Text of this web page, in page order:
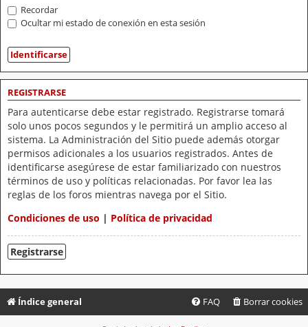
Recordar
Ocultar mi estado de conexión en esta sesión
REGISTRARSE
Para autenticarse debe estar registrado. Registrarse tomará
solo unos pocos segundos y le permitirá un amplio acceso al
sistema. La Administración del Sitio puede además otorgar
permisos adicionales a los usuarios registrados. Antes de
identificarse asegúrese de estar familiarizado con nuestros
términos de uso y políticas relacionadas. Por favor lea las
reglas de los foros mientras navega por el Sitio.
Condiciones de uso | Política de privacidad
Registrarse
Índice general Borrar cookies
FAQ